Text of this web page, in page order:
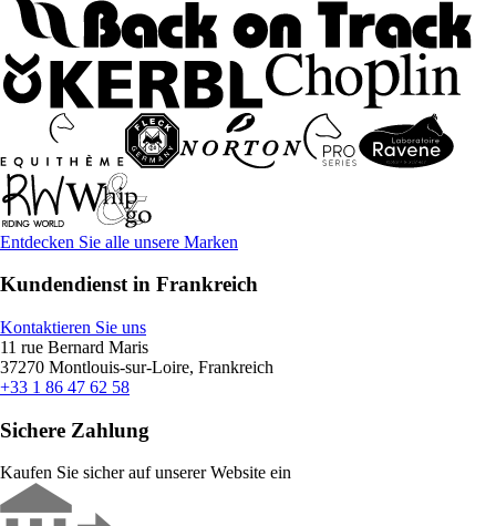
Entdecken Sie alle unsere Marken
Kundendienst in Frankreich
Kontaktieren Sie uns
11 rue Bernard Maris
37270 Montlouis-sur-Loire, Frankreich
+33 1 86 47 62 58
Sichere Zahlung
Kaufen Sie sicher auf unserer Website ein